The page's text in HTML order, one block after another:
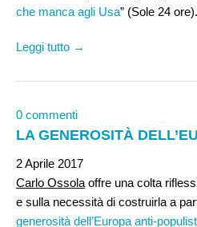
che manca agli Usa” (Sole 24 ore).
Leggi tutto →
0 commenti
LA GENEROSITÀ
2 Aprile 2017
Carlo Ossola offre una colta
e sulla necessità di costruirla a
generosità dell’Europa anti-